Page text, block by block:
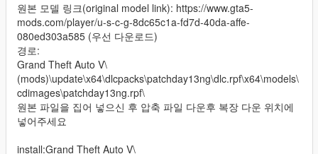
원본 모델 링크(original model link): https://www.gta5-
mods.com/player/u-s-c-g-8dc65c1a-fd7d-40da-affe-
080ed303a585 (우선 다운로드)
경로:
Grand Theft Auto V\
(mods)\update\x64\dlcpacks\patchday13ng\dlc.rpf\x64\models\
cdimages\patchday13ng.rpf\
원본 파일을 집어 넣으신 후 압축 파일 다운후 복장 다운 위치에
넣어주세요
install:Grand Theft Auto V\